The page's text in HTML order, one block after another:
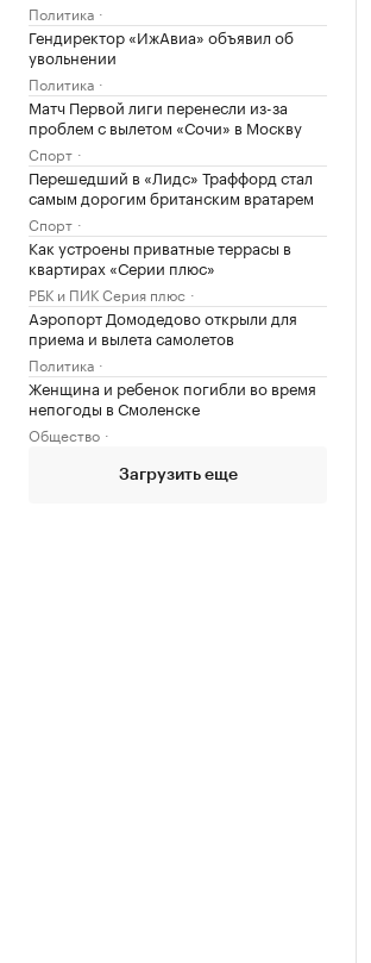
Политика
Гендиректор «ИжАвиа» объявил об
увольнении
Политика
Матч Первой лиги перенесли из-за
проблем с вылетом «Сочи» в Москву
Спорт
Перешедший в «Лидс» Траффорд стал
самым дорогим британским вратарем
Спорт
Как устроены приватные террасы в
квартирах «Серии плюс»
РБК и ПИК Серия плюс
Аэропорт Домодедово открыли для
приема и вылета самолетов
Политика
Женщина и ребенок погибли во время
непогоды в Смоленске
Общество
Загрузить еще